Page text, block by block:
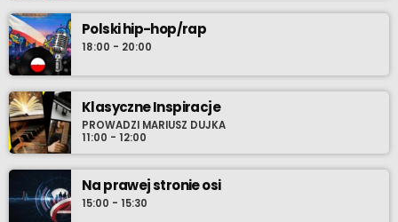
Polski hip-hop/rap
18:00 - 20:00
Klasyczne Inspiracje
PROWADZI MARIUSZ DUJKA
11:00 - 12:00
Na prawej stronie osi
15:00 - 15:30